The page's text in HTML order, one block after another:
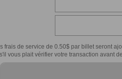
frais de service de 0.50$ par billet seront
vous plait vérifier votre transaction avant